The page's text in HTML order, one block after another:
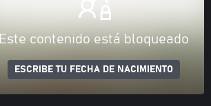
Este contenido está bloqueado
ESCRIBE TU FECHA DE NACIMIENTO